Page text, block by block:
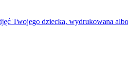
Twojego dziecka, wydrukowana